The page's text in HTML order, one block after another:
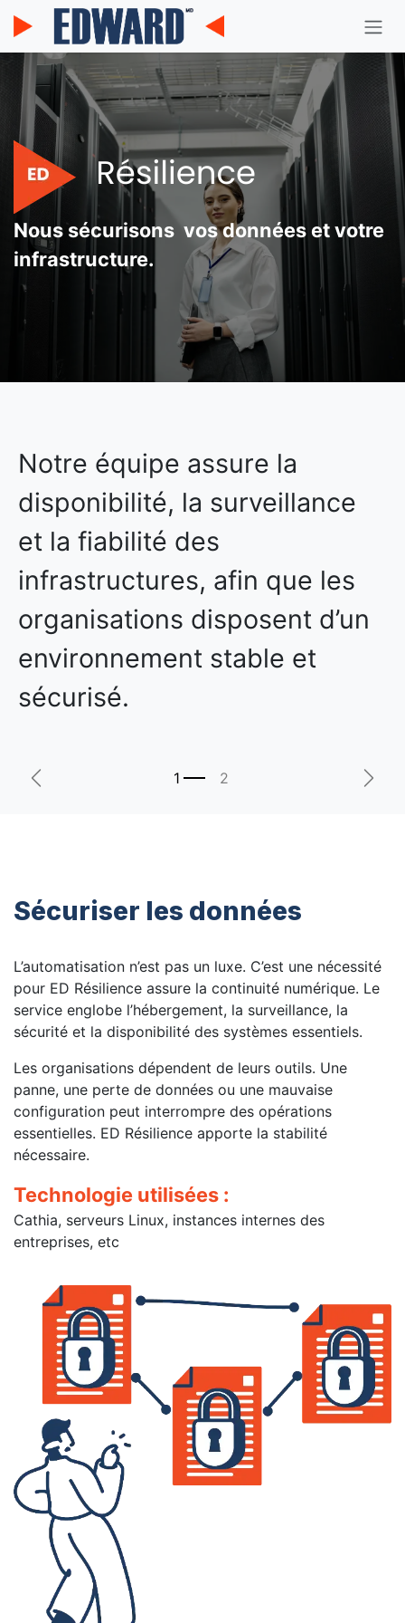
Se rendre au contenu
Nous sécurisons vos données et votre
infrastructure.
Notre équipe assure la
disponibilité, la surveillance
et la fiabilité des
infrastructures, afin que les
organisations disposent d’un
environnement stable et
sécurisé.
Précédent
Sécuriser les données
L’automatisation n’est pas un luxe. C’est une nécessité
pour ED Résilience assure la continuité numérique. Le
service englobe l’hébergement, la surveillance, la
sécurité et la disponibilité des systèmes essentiels.
Les organisations dépendent de leurs outils. Une
panne, une perte de données ou une mauvaise
configuration peut interrompre des opérations
essentielles. ED Résilience apporte la stabilité
nécessaire.
Technologie utilisées :
Cathia, serveurs Linux, instances internes des
entreprises, etc